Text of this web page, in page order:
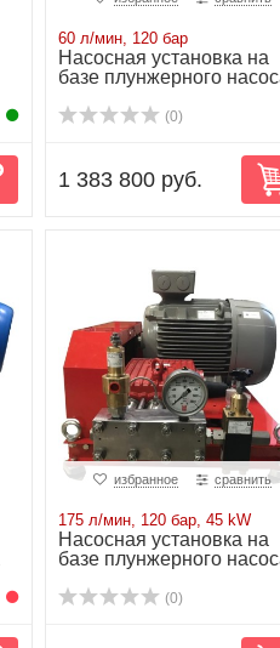
60 л/мин, 120 бар
Насосная установка на
базе плунжерного
(0)
1 383 800 руб.
избранное сравнить
175 л/мин, 120 бар, 45 kW
Насосная установка на
базе плунжерного
(0)